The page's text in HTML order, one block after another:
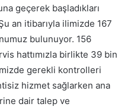
geçerek başladıkları
an itibarıyla ilimizde 167
bulunuyor. 156
hattımızla birlikte 39 bin
gerekli kontrolleri
hizmet sağlarken ana
dair talep ve